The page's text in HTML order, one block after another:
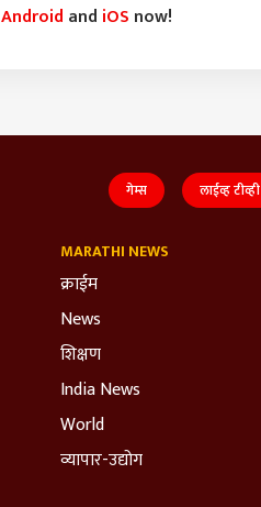
Android and iOS now!
गेम्स लाईव्ह टीव्ही
MARATHI NEWS
क्राईम
News
शिक्षण
India News
World
व्यापार-उद्योग